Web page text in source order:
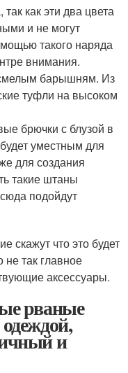
как эти два цвета
и не могут
такого наряда
внимания.
барышням. Из
туфли на высоком
брючки с блузой в
уместным для
для создания
такие штаны
подойдут
скажут что это будет
не так главное
аксессуары.
рваные
и